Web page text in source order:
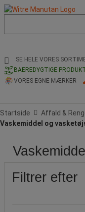
og
søgehistorik
SE HELE VORES
BAEREDYGTIGE
VORES EGNE MÆRKER
Startside Affald &
Vaskemiddel og
Filtrer efter
Pris
Emballage